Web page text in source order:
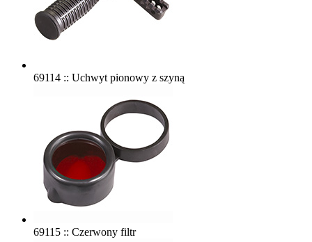
69114 :: Uchwyt pionowy z szyną
69115 :: Czerwony filtr